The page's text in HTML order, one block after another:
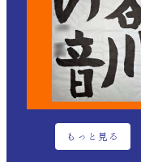
もっと見る